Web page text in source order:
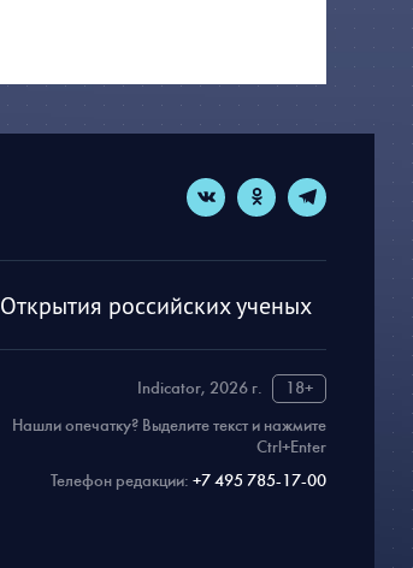
Открытия российских ученых
Indicator, 2026 г.
18+
Нашли опечатку? Выделите текст и нажмите
Ctrl+Enter
Телефон редакции: +7 495 785-17-00